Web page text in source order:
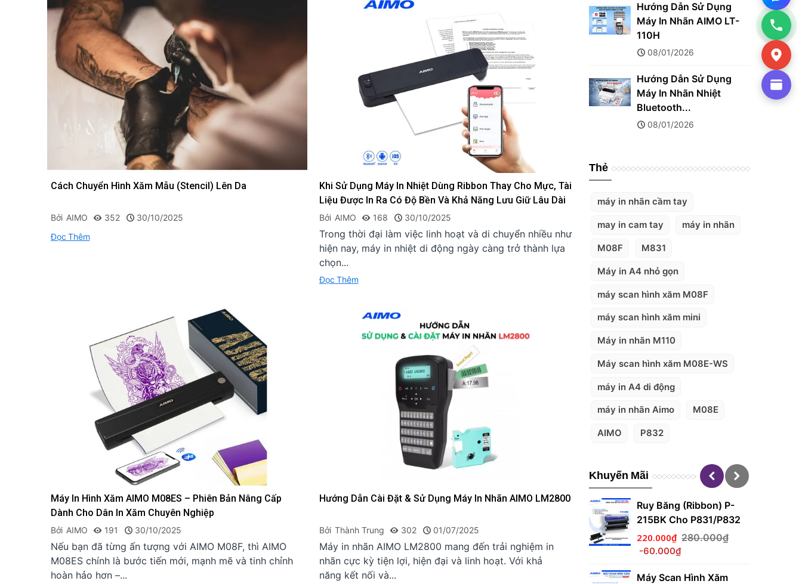
Hướng Dẫn Sử Dụng
Máy In Nhãn AIMO LT-
110H
08/01/2026
Hướng Dẫn Sử Dụng
Máy In Nhãn Nhiệt
Bluetooth...
08/01/2026
Thẻ
máy in nhãn cầm tay
may in cam tay máy in nhãn
M08F M831
Máy in A4 nhỏ gọn
máy scan hình xăm M08F
máy scan hình xăm mini
Máy in nhãn M110
Máy scan hình xăm M08E-WS
máy in A4 di động
máy in nhãn Aimo M08E
AIMO P832
Khuyến Mãi
Máy In Nhãn Mini M220,
Động
1.567.273₫ 1.767.273₫
-200.000₫
Ruy Băng (Ribbon) P-
215BK Cho P831/P832
220.000₫ 280.000₫
-60.000₫
Máy Scan Hình Xăm
Cách Chuyển Hình Xăm Mẫu (Stencil) Lên Da
Bởi AIMO 352
30/10/2025
Đọc Thêm
Khi Sử Dụng Máy In Nhiệt Dùng Ribbon Thay Cho Mực, Tài
Liệu Được In Ra Có Độ Bền Và Khả Năng Lưu Giữ Lâu Dài
Không?
Bởi AIMO 168 30/10/2025
Trong thời đại làm việc linh hoạt và di chuyển nhiều như
hiện nay, máy in nhiệt di động ngày càng trở thành lựa
chọn...
Đọc Thêm
Máy In Hình Xăm AIMO M08ES – Phiên Bản Nâng Cấp
Dành Cho Dân In Xăm Chuyên Nghiệp
Bởi AIMO 191 30/10/2025
Nếu bạn đã từng ấn tượng với AIMO M08F, thì AIMO
M08ES chính là bước tiến mới, mạnh mẽ và tinh chỉnh
hoàn hảo hơn –...
Hướng Dẫn Cài Đặt & Sử Dụng Máy In Nhãn AIMO LM2800
Bởi Thành Trung 302 01/07/2025
Máy in nhãn AIMO LM2800 mang đến trải nghiệm in
nhãn cực kỳ tiện lợi, hiện đại và linh hoạt. Với khả
năng kết nối và...